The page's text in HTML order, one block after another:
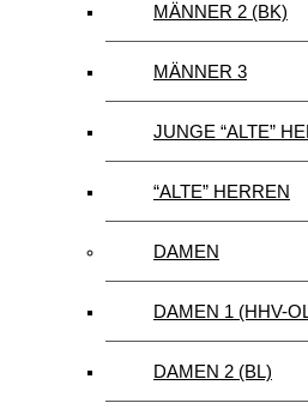
MÄNNER 2 (BK)
MÄNNER 3
JUNGE “ALTE”
“ALTE” HERREN
DAMEN
DAMEN 1 (HHV-
DAMEN 2 (BL)